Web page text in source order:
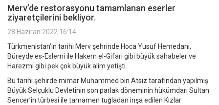
Merv’de restorasyonu tamamlanan eserler
ziyaretçilerini bekliyor.
28 Haziran 2022 16:14
Türkmenistan’ın tarihi Merv şehrinde Hoca Yusuf Hemedani,
Büreyde es-Eslemi ile Hakem el-Gifari gibi büyük sahabeler ve
Harezmi gibi pek çok büyük alim yetişti.
Bu tarihi şehirde mimar Muhammed bin Atsız tarafından yapılmış
Büyük Selçuklu Devletinin son parlak döneminin hükümdarı Sultan
Sencer’in türbesi ile tamamen tuğladan inşa edilen Kızlar